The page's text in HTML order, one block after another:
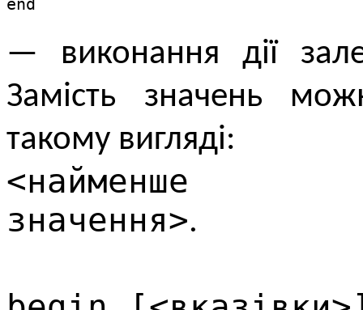
end
— виконання дії
Замість значень
такому вигляді:
<найменше
значення>.